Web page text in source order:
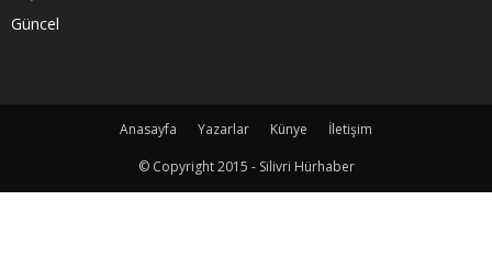
Güncel
Anasayfa Yazarlar Künye
İletişim
© Copyright 2015 - Silivri Hürhaber